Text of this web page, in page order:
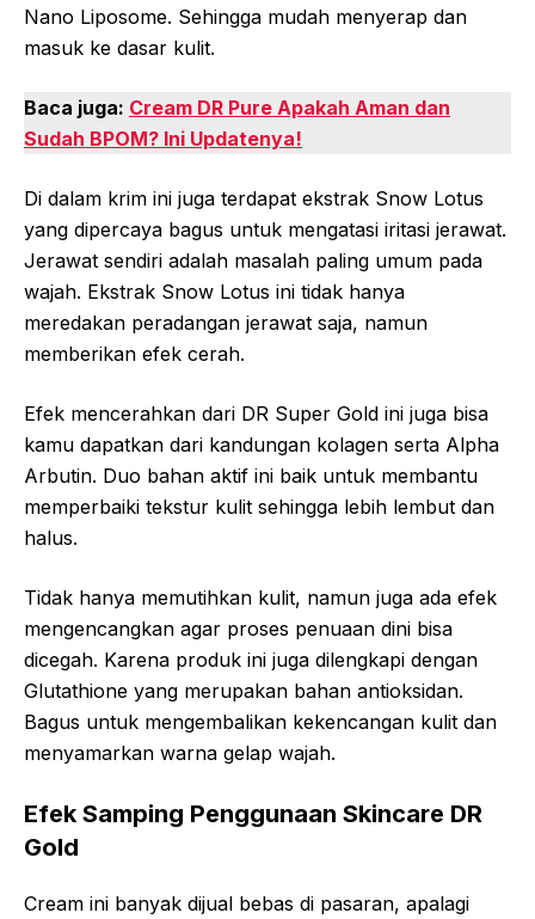
Nano Liposome. Sehingga mudah menyerap dan
masuk ke dasar kulit.
Baca juga: Cream DR Pure Apakah Aman dan
Sudah BPOM? Ini Updatenya!
Di dalam krim ini juga terdapat ekstrak Snow Lotus
yang dipercaya bagus untuk mengatasi iritasi jerawat.
Jerawat sendiri adalah masalah paling umum pada
wajah. Ekstrak Snow Lotus ini tidak hanya
meredakan peradangan jerawat saja, namun
memberikan efek cerah.
Efek mencerahkan dari DR Super Gold ini juga bisa
kamu dapatkan dari kandungan kolagen serta Alpha
Arbutin. Duo bahan aktif ini baik untuk membantu
memperbaiki tekstur kulit sehingga lebih lembut dan
halus.
Tidak hanya memutihkan kulit, namun juga ada efek
mengencangkan agar proses penuaan dini bisa
dicegah. Karena produk ini juga dilengkapi dengan
Glutathione yang merupakan bahan antioksidan.
Bagus untuk mengembalikan kekencangan kulit dan
menyamarkan warna gelap wajah.
Efek Samping Penggunaan Skincare DR
Gold
Cream ini banyak dijual bebas di pasaran, apalagi